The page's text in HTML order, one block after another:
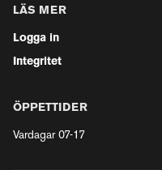
LÄS MER
Logga in
Integritet
ÖPPETTIDER
Vardagar 07-17